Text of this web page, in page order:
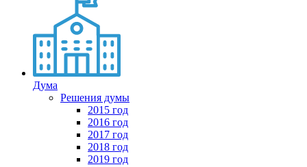
Дума
Решения думы
2015 год
2016 год
2017 год
2018 год
2019 год